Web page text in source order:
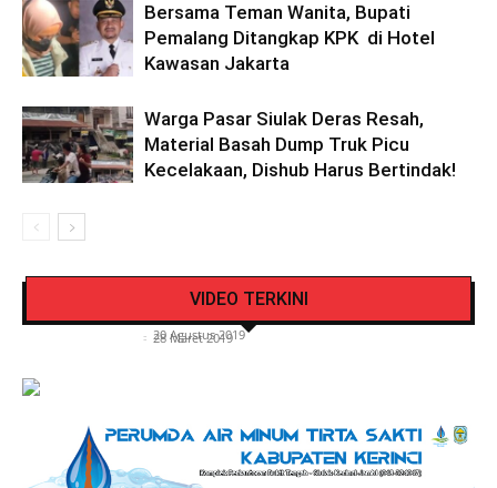
Bersama Teman Wanita, Bupati
Pemalang Ditangkap KPK di Hotel
Kawasan Jakarta
Warga Pasar Siulak Deras Resah,
Material Basah Dump Truk Picu
Kecelakaan, Dishub Harus Bertindak!
VIDEO TERKINI
Video Detik Evakuasi Jasad Iglesias di Gunung
- 20 Agustus 2019
Lantas Polres Kerinci Beri Pengendara Segelas
- 28 Maret 2019